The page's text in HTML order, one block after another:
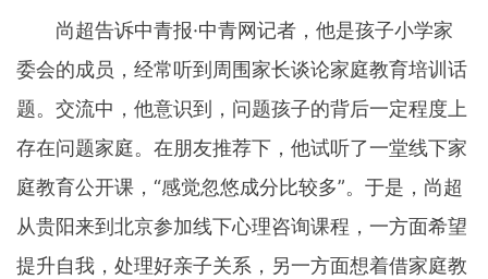
尚超告诉中青报·中青网记者，他是孩子小学家
委会的成员，经常听到周围家长谈论家庭教育培训话
题。交流中，他意识到，问题孩子的背后一定程度上
存在问题家庭。在朋友推荐下，他试听了一堂线下家
庭教育公开课，“感觉忽悠成分比较多”。于是，尚超
从贵阳来到北京参加线下心理咨询课程，一方面希望
提升自我，处理好亲子关系，另一方面想着借家庭教